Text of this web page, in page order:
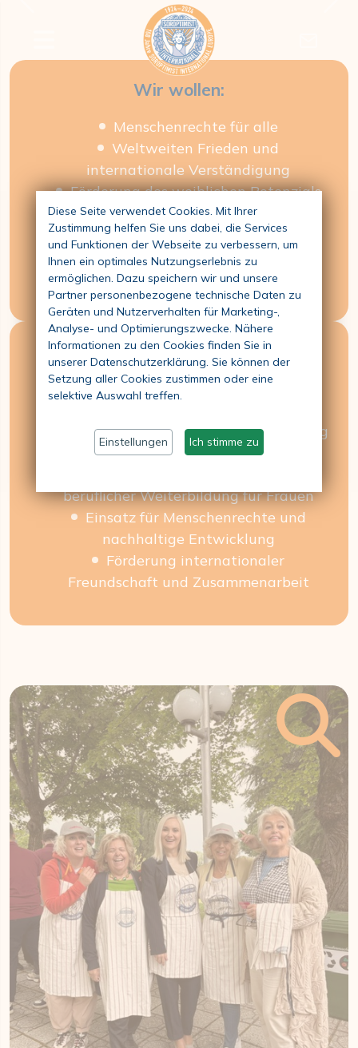
Gemeinsam Zukunft
gestalten
Wir wollen:
Menschenrechte für alle
Weltweiten Frieden und
internationale Verständigung
Förderung des weiblichen Potenzials
Integrität und demokratische
Entscheidungsfindung
Ehrenamtliche Arbeit
Vielfältigkeit und Freundschaft
Unsere Ziele:
Verbesserung der Stellung der Frau
Förderung von Gleichheit, Entwicklung
und Frieden
beruflicher Weiterbildung für Frauen
Einsatz für Menschenrechte und
nachhaltige Entwicklung
Förderung internationaler
Freundschaft und Zusammenarbeit
Diese Seite verwendet Cookies. Mit Ihrer
Zustimmung helfen Sie uns dabei, die Services
und Funktionen der Webseite zu verbessern, um
Ihnen ein optimales Nutzungserlebnis zu
ermöglichen. Dazu speichern wir und unsere
Partner personenbezogene technische Daten zu
Geräten und Nutzerverhalten für Marketing-,
Analyse- und Optimierungszwecke. Nähere
Informationen zu den Cookies finden Sie in
unserer Datenschutzerklärung. Sie können der
Setzung aller Cookies zustimmen oder eine
selektive Auswahl treffen.
Einstellungen Ich stimme zu